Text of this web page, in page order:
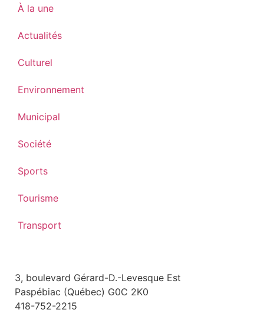
À la une
Actualités
Culturel
Environnement
Municipal
Société
Sports
Tourisme
Transport
3, boulevard Gérard-D.-Levesque Est
Paspébiac (Québec) G0C 2K0
418-752-2215